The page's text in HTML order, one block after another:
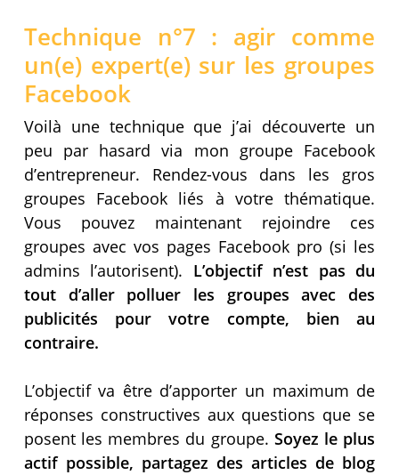
Technique n°7 : agir comme
un(e) expert(e) sur les groupes
Facebook
Voilà une technique que j’ai découverte un
peu par hasard via mon groupe Facebook
d’entrepreneur. Rendez-vous dans les gros
groupes Facebook liés à votre thématique.
Vous pouvez maintenant rejoindre ces
groupes avec vos pages Facebook pro (si les
admins l’autorisent). L’objectif n’est pas du
tout d’aller polluer les groupes avec des
publicités pour votre compte, bien au
contraire.
L’objectif va être d’apporter un maximum de
réponses constructives aux questions que se
posent les membres du groupe. Soyez le plus
actif possible, partagez des articles de blog